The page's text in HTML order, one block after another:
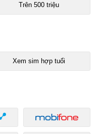
Trên 500 triệu
Xem sim hợp tuổi